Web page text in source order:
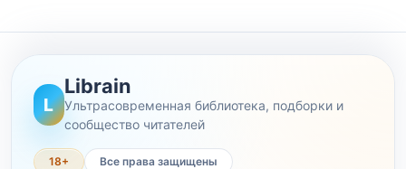
L
Librain
Ультрасовременная библиотека, подборки и
сообщество читателей
18+ Все права защищены